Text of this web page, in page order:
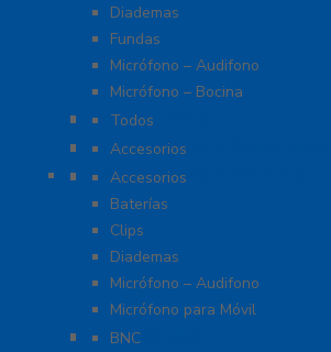
Diademas
Fundas
Micrófono – Audifono
Micrófono – Bocina
Radios Amateur
Todos
Accesorios para Otras Marcas
Accesorios
Accesorios Para Motorola
Accesorios
Baterías
Clips
Diademas
Micrófono – Audifono
Micrófono para Móvil
Adaptadores
BNC